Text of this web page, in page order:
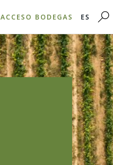
ACCESO BODEGAS ES